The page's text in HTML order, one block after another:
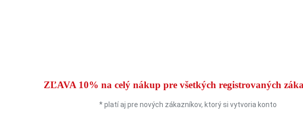
ZĽAVA 10% na celý nákup pre všetkých registrovaných
* platí aj pre nových zákazníkov, ktorý si vytvoria konto